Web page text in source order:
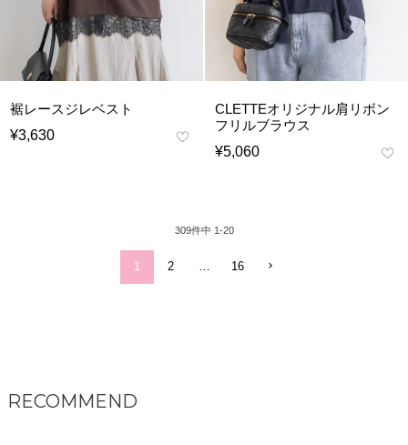
裾レースジレベスト
¥3,630
CLETTEオリジナル肩リボン
フリルブラウス
¥5,060
309件中 1-20
1 2 … 16
RECOMMEND